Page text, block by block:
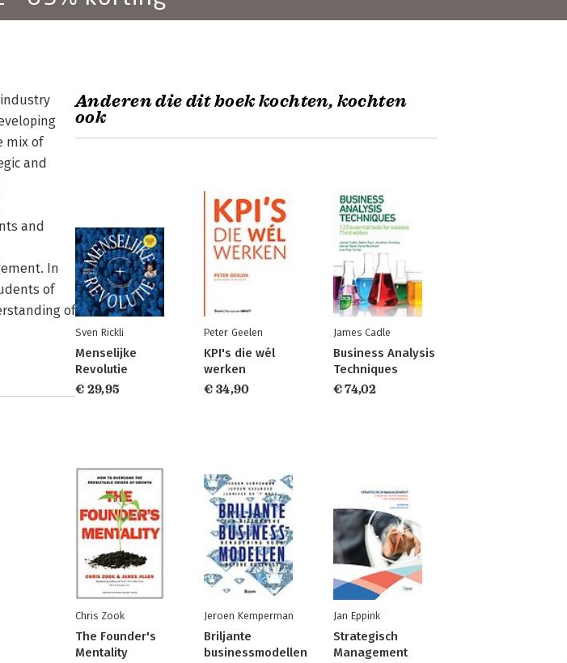
mix of
and
and
In
of
of
Anderen die dit boek kochten, kochten
ook
Sven Rickli
Menselijke
Revolutie
€ 29,95
Peter Geelen
KPI's die wél
werken
€ 34,90
James Cadle
Business Analysis
Techniques
€ 74,02
Chris Zook
The Founder's
Mentality
Jeroen Kemperman
Briljante
businessmodellen
Jan Eppink
Strategisch
Management